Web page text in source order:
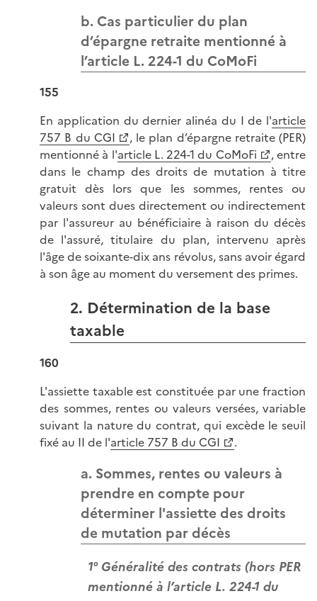
b. Cas particulier du plan
d’épargne retraite mentionné à
l’article L. 224-1 du CoMoFi
155
En application du dernier alinéa du I de l'article
757 B du CGI
, le plan d’épargne retraite (PER)
mentionné à l'article L. 224-1 du CoMoFi
, entre
dans le champ des droits de mutation à titre
gratuit dès lors que les sommes, rentes ou
valeurs sont dues directement ou indirectement
par l'assureur au bénéficiaire à raison du décès
de l'assuré, titulaire du plan, intervenu après
l'âge de soixante-dix ans révolus, sans avoir égard
à son âge au moment du versement des primes.
2. Détermination de la base
taxable
160
L'assiette taxable est constituée par une fraction
des sommes, rentes ou valeurs versées, variable
suivant la nature du contrat, qui excède le seuil
fixé au II de l'article 757 B du CGI .
a. Sommes, rentes ou valeurs à
prendre en compte pour
déterminer l'assiette des droits
de mutation par décès
1° Généralité des contrats (hors PER
mentionné à l’article L. 224-1 du